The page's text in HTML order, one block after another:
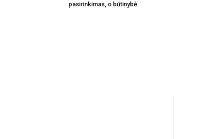
pasirinkimas, o būtinybė